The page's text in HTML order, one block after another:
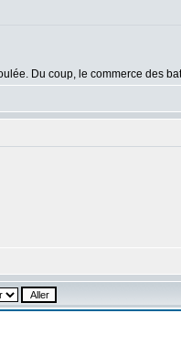
Du coup, le commerce des